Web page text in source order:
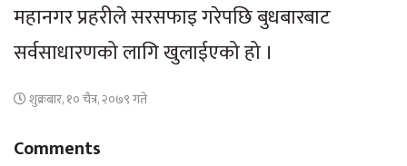
महानगर प्रहरीले सरसफाइ गरेपछि बुधबारबाट
सर्वसाधारणको लागि खुलाईएको हो ।
शुक्रबार, १० चैत्र, २०७९ गते
Comments